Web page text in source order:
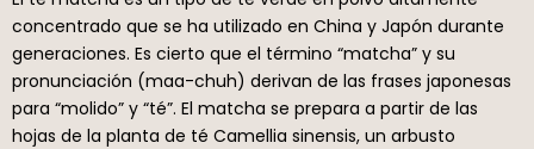
concentrado que se ha utilizado en China y Japón durante
generaciones. Es cierto que el término “matcha” y su
pronunciación (maa-chuh) derivan de las frases japonesas
para “molido” y “té”. El matcha se prepara a partir de las
hojas de la planta de té Camellia sinensis, un arbusto